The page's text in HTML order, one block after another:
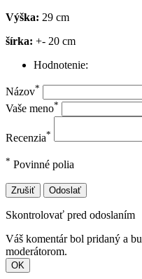
Výška: 29 cm
šírka: +- 20 cm
Hodnotenie:
Názov*
Vaše meno*
Recenzia*
* Povinné polia
Zrušiť Odoslať
Skontrolovať pred odoslaním
Váš komentár bol pridaný a
moderátorom.
OK